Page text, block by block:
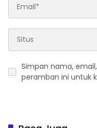
Simpan nama,
peramban ini untuk